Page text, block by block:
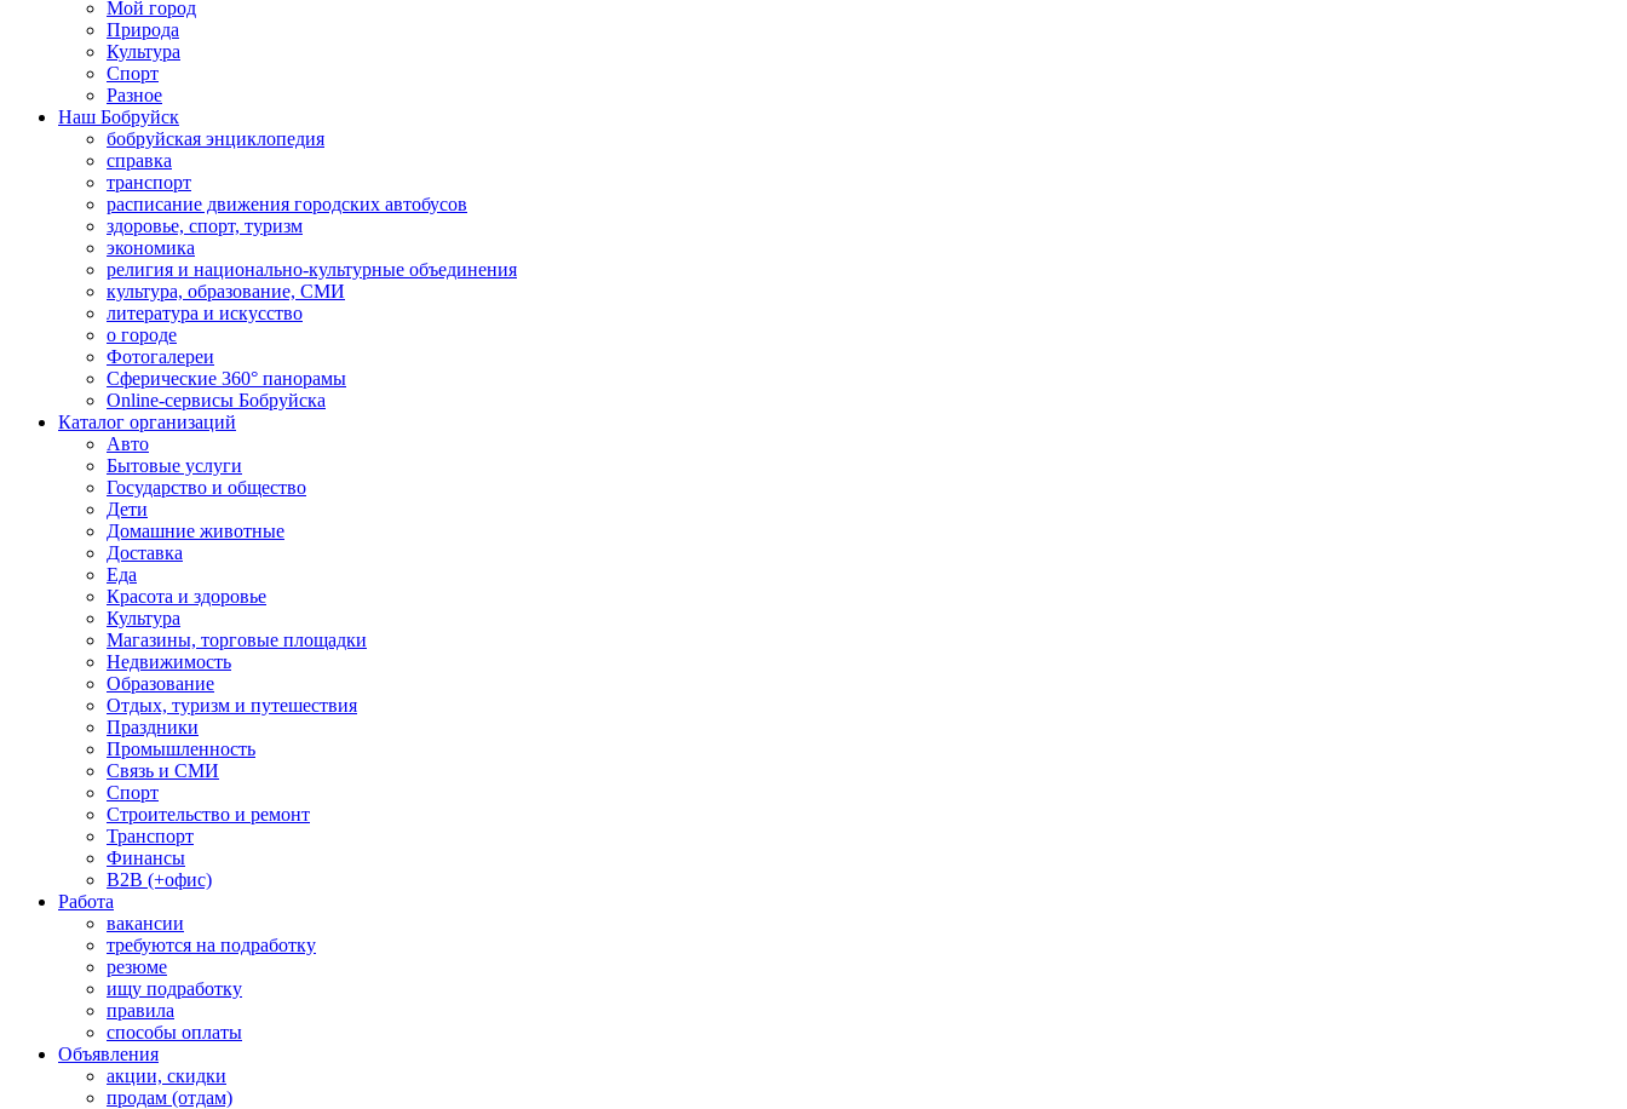
Мой город
Природа
Культура
Спорт
Разное
Наш Бобруйск
бобруйская энциклопедия
справка
транспорт
расписание движения городских автобусов
здоровье, спорт, туризм
экономика
религия и национально-культурные объединения
культура, образование, СМИ
литература и искусство
о городе
Фотогалереи
Сферические 360° панорамы
Online-сервисы Бобруйска
Каталог организаций
Авто
Бытовые услуги
Государство и общество
Дети
Домашние животные
Доставка
Еда
Красота и здоровье
Культура
Магазины, торговые площадки
Недвижимость
Образование
Отдых, туризм и путешествия
Праздники
Промышленность
Связь и СМИ
Спорт
Строительство и ремонт
Транспорт
Финансы
B2B (+офис)
Работа
вакансии
требуются на подработку
резюме
ищу подработку
правила
способы оплаты
Объявления
акции, скидки
продам (отдам)